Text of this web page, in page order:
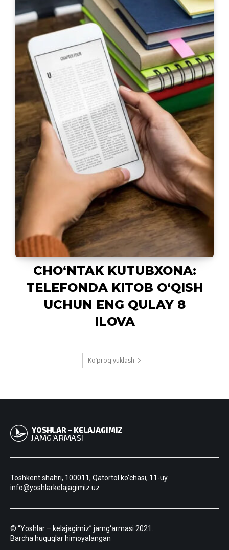
CHOʻNTAK KUTUBXONA:
TELEFONDA KITOB OʻQISH
UCHUN ENG QULAY 8
ILOVA
Ko‘proq yuklash
Toshkent shahri, 100011, Qatortol ko‘chasi, 11-uy
info@yoshlarkelajagimiz.uz
© “Yoshlar – kelajagimiz” jamg‘armasi 2021.
Barcha huquqlar himoyalangan